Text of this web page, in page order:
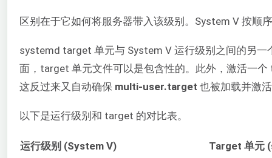
区别在于它如何将服务器带入该级别。System V 按顺
systemd target 单元与 System V 运行级别之间的另
面，target 单元文件可以是包含性的。此外，激活一
这反过来又自动确保 multi-user.target 也被加载并激
以下是运行级别和 target 的对比表。
运行级别 (System V)
Target 单元